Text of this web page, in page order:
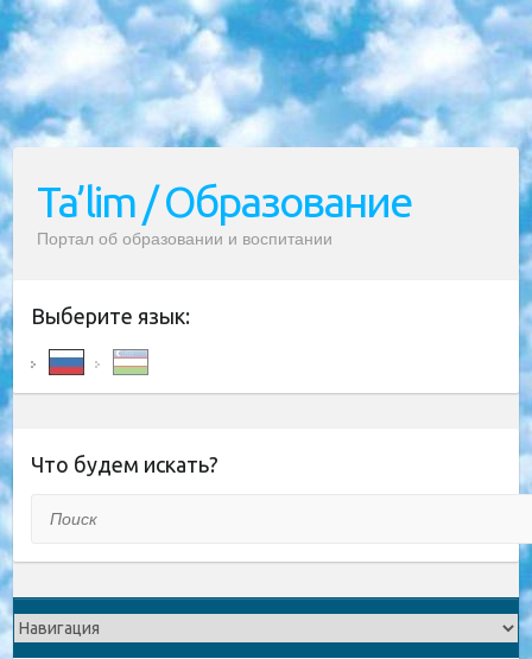
Ta’lim / Образование
Портал об образовании и воспитании
Выберите язык:
Что будем искать?